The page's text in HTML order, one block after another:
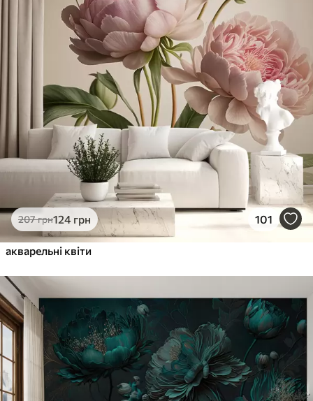
207грн124 грн 101
акварельні квіти